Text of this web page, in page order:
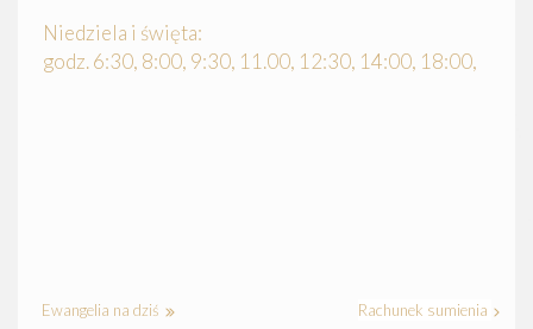
Niedziela i święta:
godz. 6:30, 8:00, 9:30, 11.00, 12:30, 14:00, 18:00,
Ewangelia na dziś Rachunek sumienia